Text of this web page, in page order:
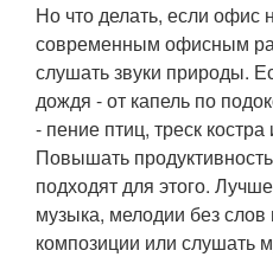
Но что делать, если
современным офисным
слушать звуки природы.
дождя - от капель по
- пение птиц, треск костра
Повышать
подходят для этого.
музыка, мелодии без
композиции или слушать